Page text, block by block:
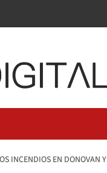
INCENDIOS EN DONOVAN